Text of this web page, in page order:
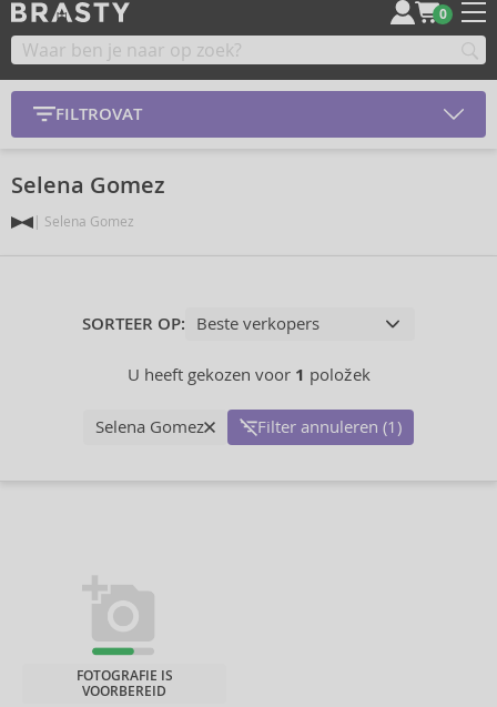
0
FILTROVAT
Selena Gomez
Selena Gomez
SORTEER OP:
U heeft gekozen voor 1 položek
Selena Gomez Filter annuleren (1)
FOTOGRAFIE IS
VOORBEREID